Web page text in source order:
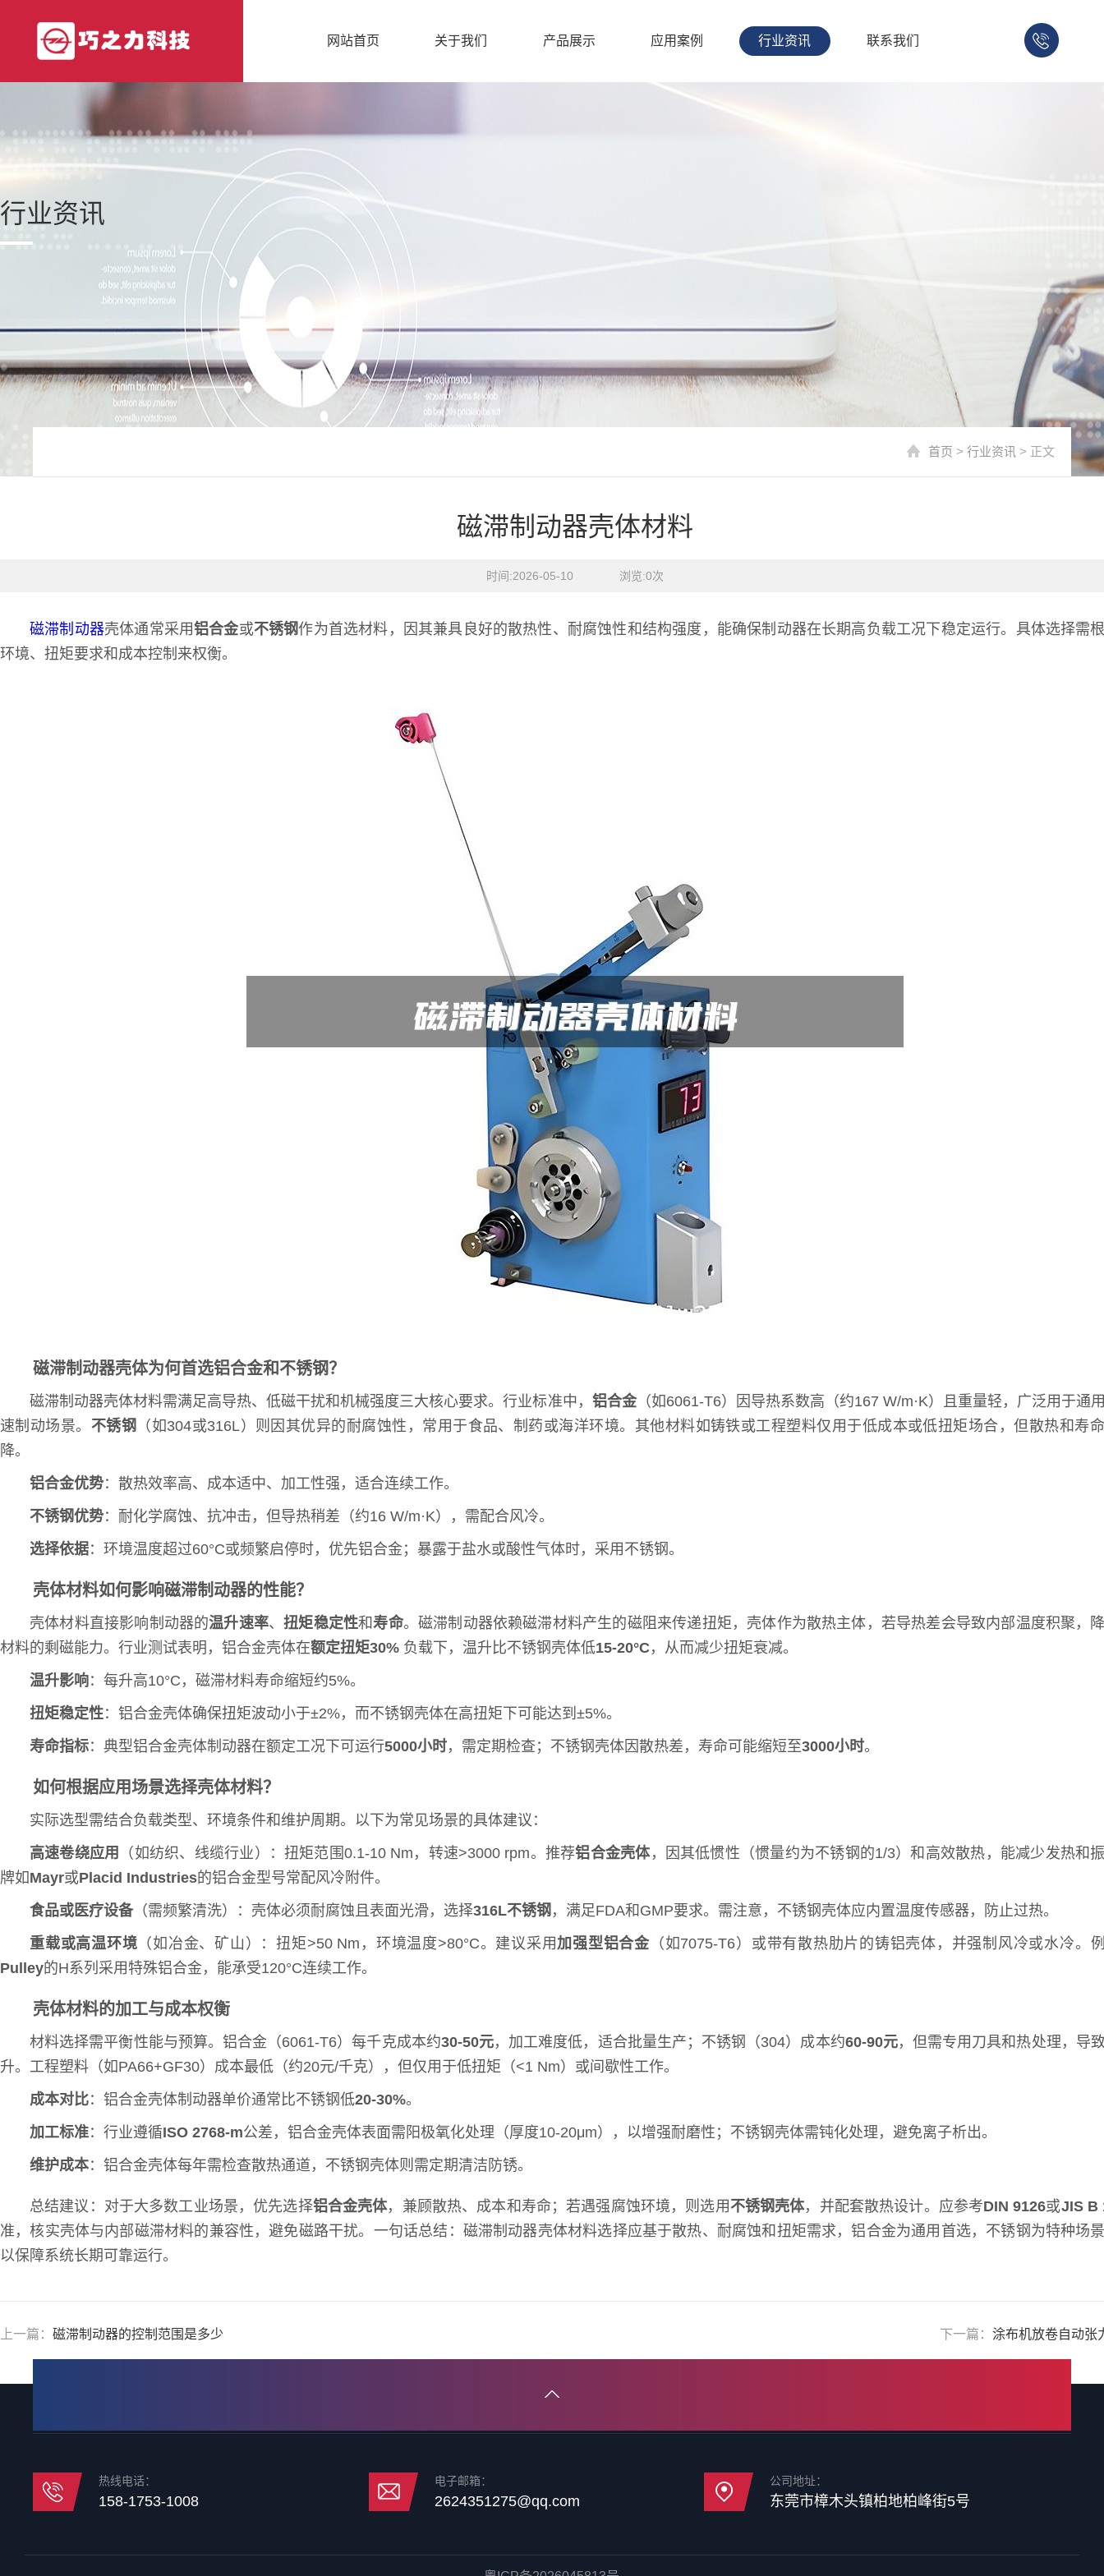
网站首页 关于我们 产品展示 应用案例 行业资讯 联系我们
行业资讯
首页 > 行业资讯 > 正文
磁滞制动器壳体材料
时间:2026-05-10    浏览:0次
磁滞制动器壳体通常采用铝合金或不锈钢作为首选材料，因其兼具良好的散热性、耐腐蚀性和结构强度，能确保制动器在长期高负载工况下稳定运行。具体选择需
环境、扭矩要求和成本控制来权衡。
磁滞制动器壳体为何首选铝合金和不锈钢？
磁滞制动器壳体材料需满足高导热、低磁干扰和机械强度三大核心要求。行业标准中， 铝合金（如6061-T6）因导热系数高（约167 W/m·K）且重量轻，广泛用于通
速制动场景。 不锈钢
（如304或316L）则因其优异的耐腐蚀性，常用于食品、制药或海洋环境。其他材料如铸铁或工程塑料仅用于低成本或低扭矩场合，但散热和寿
降。
铝合金优势：散热效率高、成本适中、加工性强，适合连续工作。
不锈钢优势：耐化学腐蚀、抗冲击，但导热稍差（约16 W/m·K），需配合风冷。
选择依据：环境温度超过60°C或频繁启停时，优先铝合金；暴露于盐水或酸性气体时，采用不锈钢。
壳体材料如何影响磁滞制动器的性能？
壳体材料直接影响制动器的温升速率、扭矩稳定性和寿命。磁滞制动器依赖磁滞材料产生的磁阻来传递扭矩，壳体作为散热主体，若导热差会导致内部温度积聚，
材料的剩磁能力。行业测试表明，铝合金壳体在额定扭矩30% 负载下，温升比不锈钢壳体低15-20°C ，从而减少扭矩衰减。
温升影响 ：每升高10°C，磁滞材料寿命缩短约5%。
扭矩稳定性：铝合金壳体确保扭矩波动小于±2%，而不锈钢壳体在高扭矩下可能达到±5%。
寿命指标：典型铝合金壳体制动器在额定工况下可运行5000小时，需定期检查；不锈钢壳体因散热差，寿命可能缩短至3000小时。
如何根据应用场景选择壳体材料？
实际选型需结合负载类型、环境条件和维护周期。以下为常见场景的具体建议：
高速卷绕应用
（如纺织、线缆行业）：扭矩范围0.1-10 Nm，转速>3000 rpm。推荐铝合金壳体，因其低惯性（惯量约为不锈钢的1/3）和高效散热，能减少发热和
牌如Mayr或Placid Industries的铝合金型号常配风冷附件。
食品或医疗设备（需频繁清洗）：壳体必须耐腐蚀且表面光滑，选择316L不锈钢 ，满足FDA和GMP要求。需注意，不锈钢壳体应内置温度传感器，防止过热。
重载或高温环境 （如冶金、矿山）：扭矩>50 Nm，环境温度>80°C。建议采用 加强型铝合金（如7075-T6）或带有散热肋片的铸铝壳体，并强制风冷或水冷。
Pulley的H系列采用特殊铝合金，能承受120°C连续工作。
壳体材料的加工与成本权衡
材料选择需平衡性能与预算。铝合金（6061-T6）每千克成本约30-50元，加工难度低，适合批量生产；不锈钢（304）成本约60-90元，但需专用刀具和热处理，导
升。工程塑料（如PA66+GF30）成本最低（约20元/千克），但仅用于低扭矩（<1 Nm）或间歇性工作。
成本对比：铝合金壳体制动器单价通常比不锈钢低20-30%。
加工标准：行业遵循ISO 2768-m公差，铝合金壳体表面需阳极氧化处理（厚度10-20μm），以增强耐磨性；不锈钢壳体需钝化处理，避免离子析出。
维护成本：铝合金壳体每年需检查散热通道，不锈钢壳体则需定期清洁防锈。
总结建议：对于大多数工业场景，优先选择铝合金壳体，兼顾散热、成本和寿命；若遇强腐蚀环境，则选用 不锈钢壳体，并配套散热设计。应参考DIN 9126或JIS B
准，核实壳体与内部磁滞材料的兼容性，避免磁路干扰。一句话总结：磁滞制动器壳体材料选择应基于散热、耐腐蚀和扭矩需求，铝合金为通用首选，不锈钢为特种场
以保障系统长期可靠运行。
上一篇： 磁滞制动器的控制范围是多少 下一篇： 涂布机放卷自动张
热线电话：
158-1753-1008
电子邮箱：
2624351275@qq.com
公司地址：
东莞市樟木头镇柏地柏峰街5号